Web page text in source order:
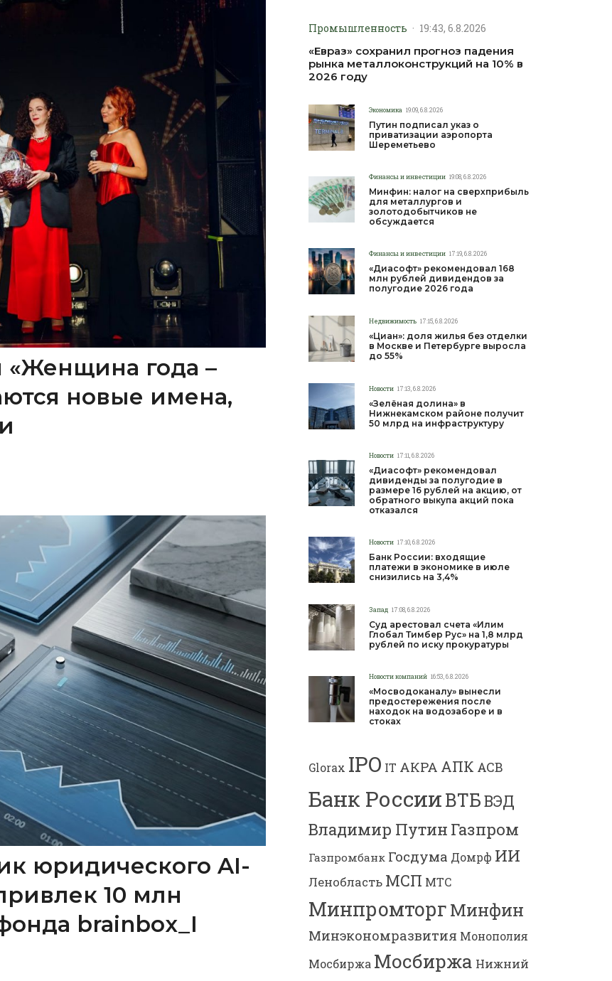
«Женщина года –
новые имена,
юридического AI-
10 млн
brainbox_I
Промышленность · 19:43, 6.8.2026
«Евраз» сохранил прогноз падения
рынка металлоконструкций на 10% в
2026 году
Экономика 19:09, 6.8.2026
Путин подписал указ о
приватизации аэропорта
Шереметьево
Финансы и инвестиции 19:08, 6.8.2026
Минфин: налог на сверхприбыль
для металлургов и
золотодобытчиков не
обсуждается
Финансы и инвестиции 17:19, 6.8.2026
«Диасофт» рекомендовал 168
млн рублей дивидендов за
полугодие 2026 года
Недвижимость 17:15, 6.8.2026
«Циан»: доля жилья без отделки
в Москве и Петербурге выросла
до 55%
Новости 17:13, 6.8.2026
«Зелёная долина» в
Нижнекамском районе получит
50 млрд на инфраструктуру
Новости 17:11, 6.8.2026
«Диасофт» рекомендовал
дивиденды за полугодие в
размере 16 рублей на акцию, от
обратного выкупа акций пока
отказался
Новости 17:10, 6.8.2026
Банк России: входящие
платежи в экономике в июле
снизились на 3,4%
Запад 17:08, 6.8.2026
Суд арестовал счета «Илим
Глобал Тимбер Рус» на 1,8 млрд
рублей по иску прокуратуры
Новости компаний 16:53, 6.8.2026
«Мосводоканалу» вынесли
предостережения после
находок на водозаборе и в
стоках
Glorax IPO IT АКРА АПК АСВ
Банк РоссииВТБВЭД
Владимир Путин Газпром
Газпромбанк Госдума Домрф ИИ
Ленобласть МСП МТС
МинпромторгМинфин
Минэкономразвития Монополия
Мосбиржа Мосбиржа Нижний